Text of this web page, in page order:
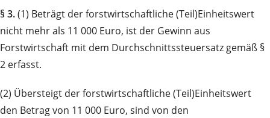
§ 3.(1) Beträgt der forstwirtschaftliche (Teil)Einheitswert
nicht mehr als 11 000 Euro, ist der Gewinn aus
Forstwirtschaft mit dem Durchschnittssteuersatz gemäß §
2 erfasst.
(2) Übersteigt der forstwirtschaftliche (Teil)Einheitswert
den Betrag von 11 000 Euro, sind von den